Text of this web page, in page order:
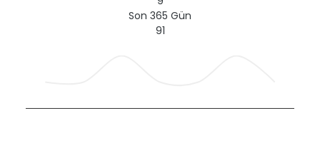
Son 365 Gün
91